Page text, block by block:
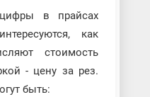
в прайсах
как
стоимость
- цену за рез.
быть: